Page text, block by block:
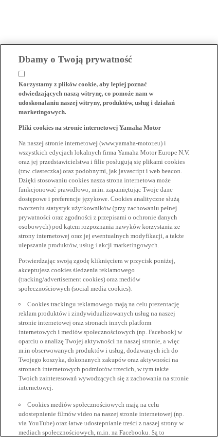
Dbamy o Twoją prywatność
Korzystamy z plików cookie, aby lepiej poznać
odwiedzających naszą witrynę, co pomoże nam w
udoskonalaniu naszej witryny, produktów, usług i działań
marketingowych.
Pliki cookies na stronie internetowej Yamaha Motor
Na naszej stronie internetowej (www.yamaha-motor.eu) i
wszystkich edycjach lokalnych firma Yamaha Motor Europe N.V.
oraz jej przedstawicielstwa i filie posługują się plikami cookies
(tzw. ciasteczka) oraz podobnymi, jak javascript i web beacon.
Dzięki stosowaniu cookies nasza strona internetowa może
funkcjonować prawidłowo, m.in. zapamiętując Twoje dane
dostępowe i preferencje językowe. Cookies analityczne służą
tworzeniu statystyk użytkowników (przy zachowaniu pełnej
prywatności oraz zgodności z przepisami o ochronie danych
osobowych) pod kątem rozpoznania nawyków korzystania ze
strony internetowej oraz jej ewentualnych modyfikacji, a także
ulepszania produktów, usług i akcji marketingowych.
Potwierdzając swoją zgodę kliknięciem w przycisk poniżej,
akceptujesz cookies śledzenia reklamowego
(tracking/advertisement cookies) oraz mediów
społecznościowych (social media cookies).
Cookies trackingu reklamowego mają na celu prezentację
reklam produktów i zindywidualizowanych usług na naszej
stronie internetowej oraz stronach innych platform
internetowych i mediów społecznościowych (np. Facebook) w
oparciu o analizę Twojej aktywności na naszej stronie, a więc
m.in obserwowanych produktów i usług, dodawanych ich do
Twojego koszyka, dokonanych zakupów oraz aktywności na
stronach internetowych podmiotów trzecich, w tym także
Twoich zainteresowań wywodzących się z zachowania na stronie
internetowej.
Cookies mediów społecznościowych mają na celu
udostepnienie filmów video na naszej stronie internetowej (np.
via YouTube) oraz łatwe udostepnianie treści z naszej strony w
mediach społecznościowych, m.in. na Facebooku. Są to